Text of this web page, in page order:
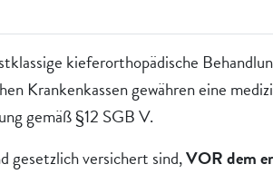
Daten. Grundsätzlich
Daten werden ausschließlich in
oder Inhalte bereitzustellen.
unserer eigenen Geschäftszwecke.
kieferorthopädische
Krankenkassen gewähren eine
gemäß §12 SGB V.
gesetzlich versichert sind,VOR dem